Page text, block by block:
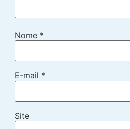
Nome *
E-mail *
Site